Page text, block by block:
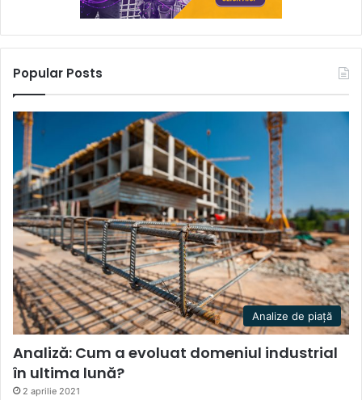
Popular Posts
Analize de piață
Analiză: Cum a evoluat domeniul industrial
în ultima lună?
2 aprilie 2021